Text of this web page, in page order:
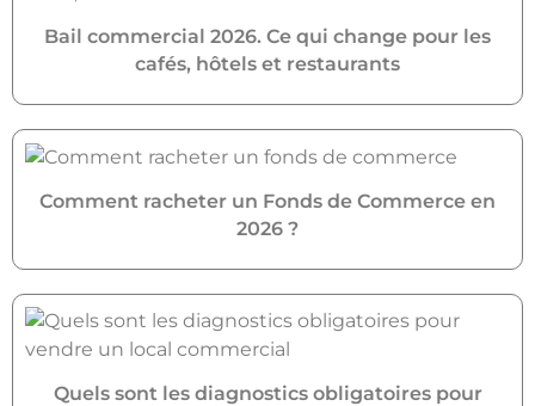
Bail commercial 2026. Ce qui change pour les
cafés, hôtels et restaurants
Comment racheter un Fonds de Commerce en
2026 ?
Quels sont les diagnostics obligatoires pour